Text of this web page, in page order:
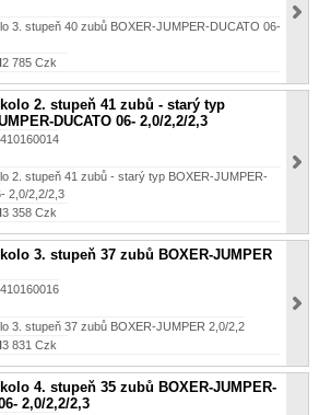
3. stupeň 40 zubů BOXER-JUMPER-DUCATO 06-
2 785 Czk
2. stupeň 41 zubů - starý typ
DUCATO 06- 2,0/2,2/2,3
2. stupeň 41 zubů - starý typ BOXER-JUMPER-
2,0/2,2/2,3
3 358 Czk
3. stupeň 37 zubů BOXER-JUMPER
3. stupeň 37 zubů BOXER-JUMPER 2,0/2,2
3 831 Czk
4. stupeň 35 zubů BOXER-JUMPER-
2,0/2,2/2,3